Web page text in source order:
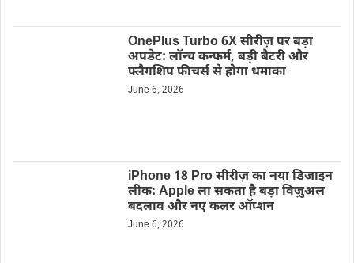
OnePlus Turbo 6X सीरीज़ पर बड़ा
अपडेट: लॉन्च कन्फर्म, बड़ी बैटरी और
फ्लैगशिप फीचर्स से होगा धमाका
June 6, 2026
iPhone 18 Pro सीरीज़ का नया डिजाइन
लीक: Apple ला सकता है बड़ा विज़ुअल
बदलाव और नए कलर ऑप्शन
June 6, 2026